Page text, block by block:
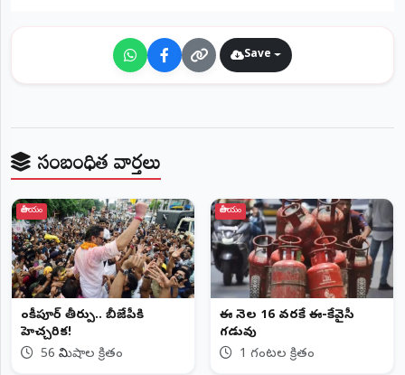
Save
సంబంధిత వార్తలు
జాతీయం
బాంకీపూర్‌ తీర్పు.. బీజేపీకి
హెచ్చరిక!
56 నిమిషాల క్రితం
జాతీయం
ఈ నెల 16 వరకే ఈ-కేవైసీ
గడువు
1 గంటల క్రితం